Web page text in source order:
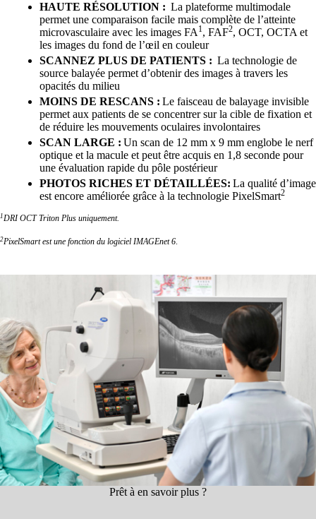
HAUTE RÉSOLUTION : La plateforme multimodale
permet une comparaison facile mais complète de l’atteinte
microvasculaire avec les images FA1, FAF2, OCT, OCTA et
les images du fond de l’œil en couleur
SCANNEZ PLUS DE PATIENTS : La technologie de
source balayée permet d’obtenir des images à travers les
opacités du milieu
MOINS DE RESCANS : Le faisceau de balayage invisible
permet aux patients de se concentrer sur la cible de fixation et
de réduire les mouvements oculaires involontaires
SCAN LARGE : Un scan de 12 mm x 9 mm englobe le nerf
optique et la macule et peut être acquis en 1,8 seconde pour
une évaluation rapide du pôle postérieur
PHOTOS RICHES ET DÉTAILLÉES: La qualité d’image
est encore améliorée grâce à la technologie PixelSmart2
1DRI OCT Triton Plus uniquement.
2PixelSmart est une fonction du logiciel IMAGEnet 6.
Prêt à en savoir plus ?